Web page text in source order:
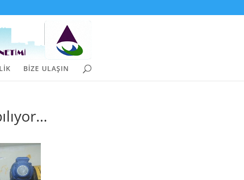
BİZE ULAŞIN